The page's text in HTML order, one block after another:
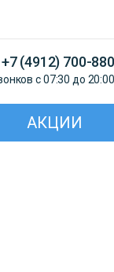
+7 (4912) 700-880
с 07:30 до 20:00
АКЦИИ